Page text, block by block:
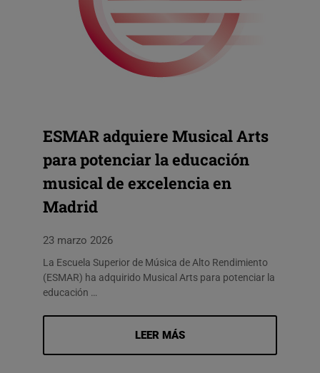
ESMAR adquiere Musical Arts
para potenciar la educación
musical de excelencia en
Madrid
23 marzo 2026
La Escuela Superior de Música de Alto Rendimiento
(ESMAR) ha adquirido Musical Arts para potenciar la
educación …
LEER MÁS